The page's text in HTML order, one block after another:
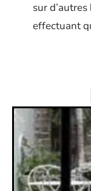
sur
effectuant